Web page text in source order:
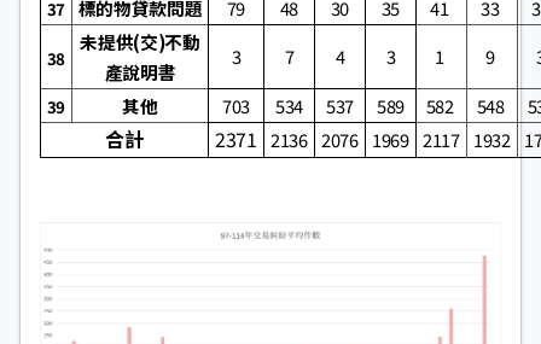
37 標的物貸款問題 79 48 30 35 41 33
38
未提供(交)不動
產說明書
3 7 4 3 1 9
39 其他 703 534 537 589 582 548
合計 2371 2136 2076 1969 2117 1932